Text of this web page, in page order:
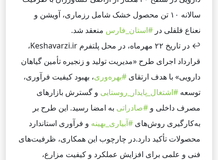
سالانه ۱۰ تن محصول خشک شامل رزماری، آویشن و
نعناع فلفلی در #استان_فارس منعقد شد.
↩️ در تاریخ ۲۲ مهرماه، در محل پلتفرم Keshavarzi.ir
،
قرارداد اجرای طرح «مدیریت تولید و زنجیره تأمین گیاهان
دارویی» با هدف ارتقای #بهره‌وری، بهبود کیفیت فرآوری،
توسعه #اشتغال_پایدار_روستایی و گسترش بازارهای
مصرف داخلی و #صادراتی به امضا رسید. این طرح بر
به‌کارگیری روش‌های #آبیاری_بهینه و فرآوری استاندارد
محصولات تأکید دارد.در چارچوب این همکاری، ظرفیت‌های
فنی و علمی برای افزایش عملکرد و کیفیت مزارع،